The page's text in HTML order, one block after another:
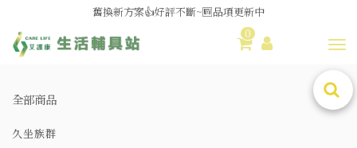
舊換新方案👍好評不斷~🆕品項更新中
😆備餐原來可以這麼輕鬆🎌KEWPIE介護食🍱營養均衡
0
全部商品
久坐族群